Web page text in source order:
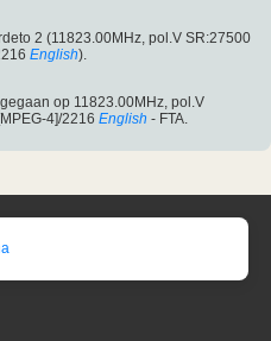
2 (11823.00MHz, pol.V SR:27500
English).
op 11823.00MHz, pol.V
4]/2216 English - FTA.